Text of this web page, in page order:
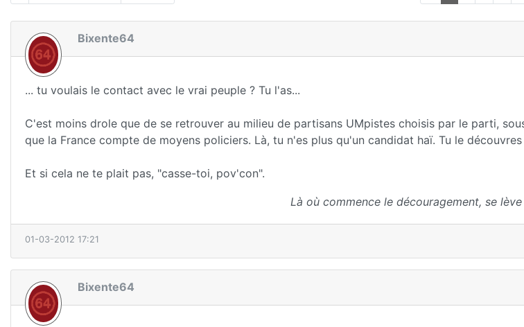
Bixente64
... tu voulais le contact avec le vrai peuple ? Tu l'as...
C'est moins drole que de se retrouver au milieu de partisans UMpistes choisis par le parti,
que la France compte de moyens policiers. Là, tu n'es plus qu'un candidat haï. Tu le
Et si cela ne te plait pas, "casse-toi, pov'con".
Là où commence le découragement, se
01-03-2012 17:21
Bixente64